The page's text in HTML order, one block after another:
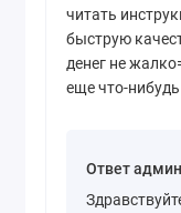
читать
быструю
денег не
еще что-
Ответ